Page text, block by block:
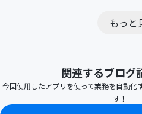
もっと
関連するブログ
今回使用したアプリを使って業務を自動化
す！